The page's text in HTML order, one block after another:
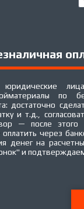
по
достаточно
и т.д.,
— после этого
через
денег на
и